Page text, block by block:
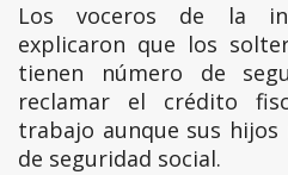
Los voceros de la
explicaron que los
tienen número de
reclamar el crédito
trabajo aunque sus
de seguridad social.